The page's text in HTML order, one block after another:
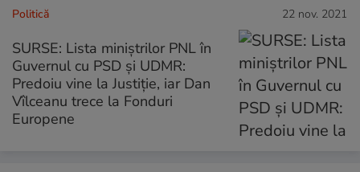
Politică 22 nov. 2021
SURSE: Lista miniștrilor PNL în
Guvernul cu PSD și UDMR:
Predoiu vine la Justiție, iar Dan
Vîlceanu trece la Fonduri
Europene